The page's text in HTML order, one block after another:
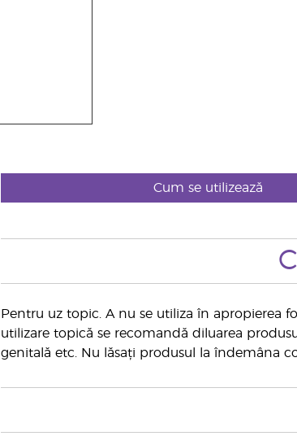
Cum se utilizează
Pentru uz topic. A nu se utiliza în apropierea
utilizare topică se recomandă diluarea
genitală etc. Nu lăsați produsul la îndemâna